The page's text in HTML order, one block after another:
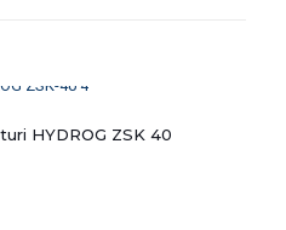
HYDROG ZSK 40